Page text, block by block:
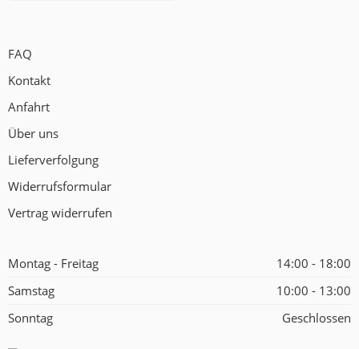
FAQ
Kontakt
Anfahrt
Über uns
Lieferverfolgung
Widerrufsformular
Vertrag widerrufen
Montag - Freitag
14:00 - 18:00
Samstag
10:00 - 13:00
Sonntag
Geschlossen